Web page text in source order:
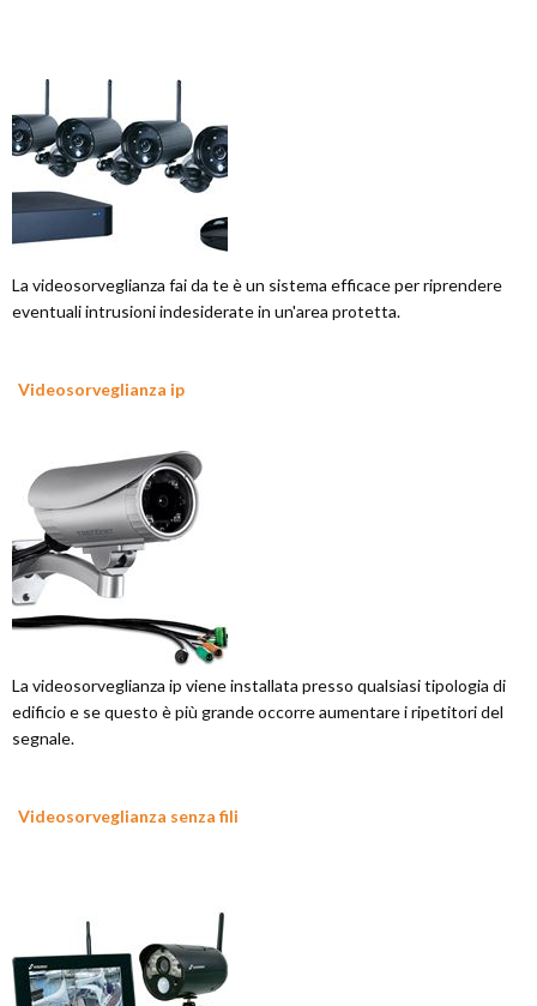
La videosorveglianza fai da te è un sistema efficace per riprendere
eventuali intrusioni indesiderate in un'area protetta.
Videosorveglianza ip
La videosorveglianza ip viene installata presso qualsiasi tipologia di
edificio e se questo è più grande occorre aumentare i ripetitori del
segnale.
Videosorveglianza senza fili